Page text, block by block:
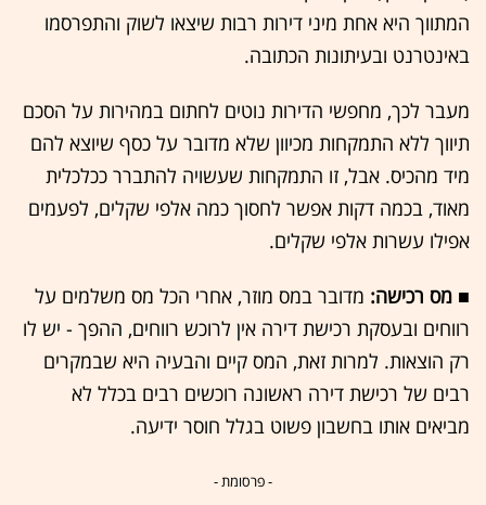
המתווך היא אחת מיני דירות רבות שיצאו לשוק והתפרסמו
באינטרנט ובעיתונות הכתובה.
מעבר לכך, מחפשי הדירות נוטים לחתום במהירות על הסכם
תיווך ללא התמקחות מכיוון שלא מדובר על כסף שיוצא להם
מיד מהכיס. אבל, זו התמקחות שעשויה להתברר ככלכלית
מאוד, בכמה דקות אפשר לחסוך כמה אלפי שקלים, לפעמים
אפילו עשרות אלפי שקלים.
■ מס רכישה: מדובר במס מוזר, אחרי הכל מס משלמים על
רווחים ובעסקת רכישת דירה אין לרוכש רווחים, ההפך - יש לו
רק הוצאות. למרות זאת, המס קיים והבעיה היא שבמקרים
רבים של רכישת דירה ראשונה רוכשים רבים בכלל לא
מביאים אותו בחשבון פשוט בגלל חוסר ידיעה.
- פרסומת -